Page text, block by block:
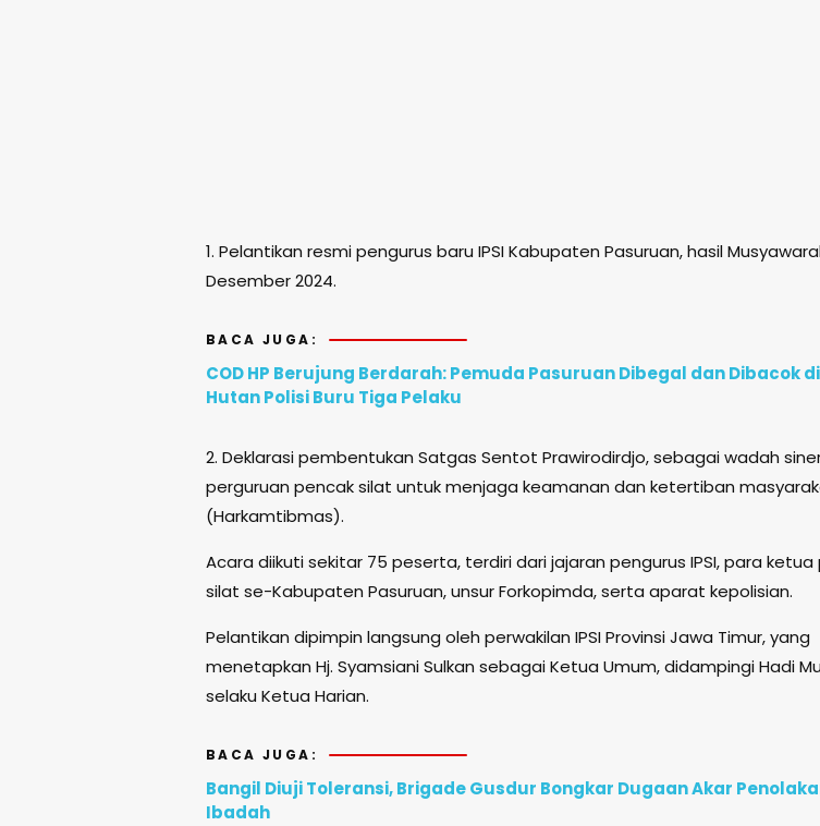
1. Pelantikan resmi pengurus baru IPSI Kabupaten Pasuruan, hasil
Desember 2024.
BACA JUGA:
COD HP Berujung Berdarah: Pemuda Pasuruan Dibegal dan Dibacok
Hutan Polisi Buru Tiga Pelaku
2. Deklarasi pembentukan Satgas Sentot Prawirodirdjo, sebagai wadah
perguruan pencak silat untuk menjaga keamanan dan ketertiban
(Harkamtibmas).
Acara diikuti sekitar 75 peserta, terdiri dari jajaran pengurus IPSI, para ketua
silat se-Kabupaten Pasuruan, unsur Forkopimda, serta aparat kepolisian.
Pelantikan dipimpin langsung oleh perwakilan IPSI Provinsi Jawa Timur, yang
menetapkan Hj. Syamsiani Sulkan sebagai Ketua Umum, didampingi Hadi
selaku Ketua Harian.
BACA JUGA:
Bangil Diuji Toleransi, Brigade Gusdur Bongkar Dugaan Akar
Ibadah